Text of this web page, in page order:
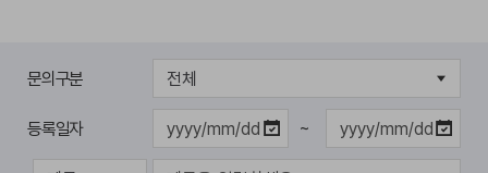
문의구분
등록일자 ~